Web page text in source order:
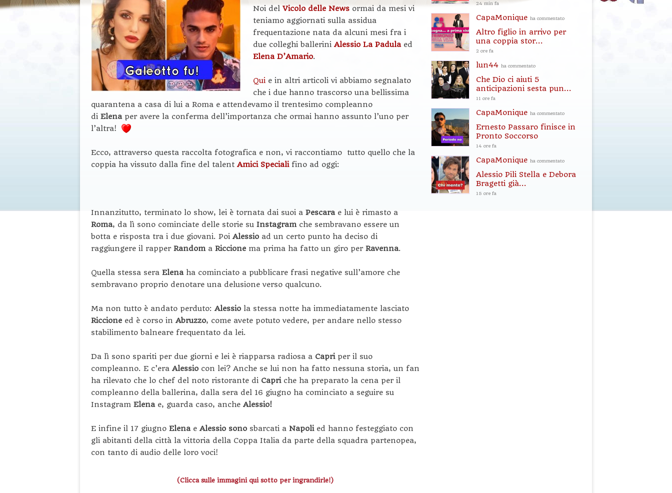
Noi del Vicolo delle News ormai da mesi vi
teniamo aggiornati sulla assidua
frequentazione nata da alcuni mesi fra i
due colleghi ballerini Alessio La Padulaed
Elena D’Amario.
Qui e in altri articoli vi abbiamo segnalato
che i due hanno trascorso una bellissima
quarantena a casa di lui a Roma e attendevamo il trentesimo compleanno
di Elena per avere la conferma dell’importanza che ormai hanno assunto l’uno per
l’altra!
Ecco, attraverso questa raccolta fotografica e non, vi raccontiamo tutto quello che la
coppia ha vissuto dalla fine del talent Amici Specialifino ad oggi:
Innanzitutto, terminato lo show, lei è tornata dai suoi a Pescarae lui è rimasto a
Roma, da lì sono cominciate delle storie su Instagramche sembravano essere un
botta e risposta tra i due giovani. Poi Alessio ad un certo punto ha deciso di
raggiungere il rapper Random a Riccione ma prima ha fatto un giro per Ravenna.
Quella stessa sera Elena ha cominciato a pubblicare frasi negative sull’amore che
sembravano proprio denotare una delusione verso qualcuno.
Ma non tutto è andato perduto: Alessio la stessa notte ha immediatamente lasciato
Riccione ed è corso in Abruzzo, come avete potuto vedere, per andare nello stesso
stabilimento balneare frequentato da lei.
Da lì sono spariti per due giorni e lei è riapparsa radiosa a Capriper il suo
compleanno. E c’era Alessio con lei? Anche se lui non ha fatto nessuna storia, un fan
ha rilevato che lo chef del noto ristorante di Capriche ha preparato la cena per il
compleanno della ballerina, dalla sera del 16 giugno ha cominciato a seguire su
Instagram Elena e, guarda caso, anche Alessio!
E infine il 17 giugno Elenae Alessio sono sbarcati a Napolied hanno festeggiato con
gli abitanti della città la vittoria della Coppa Italia da parte della squadra partenopea,
con tanto di audio delle loro voci!
(Clicca sulle immagini qui sotto per ingrandirle!)
24 min fa
CapaMonique ha commentato
Altro figlio in arrivo per
una coppia stor...
2 ore fa
lun44 ha commentato
Che Dio ci aiuti 5
anticipazioni sesta pun...
11 ore fa
CapaMonique ha commentato
Ernesto Passaro finisce in
Pronto Soccorso
14 ore fa
CapaMonique ha commentato
Alessio Pili Stella e Debora
Bragetti già...
15 ore fa